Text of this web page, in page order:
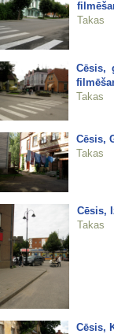
Takas
Cēsis,
Takas
Cēsis,
Takas
Cēsis,
Takas
Cēsis,